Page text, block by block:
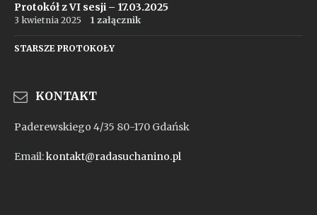
Protokół z VI sesji – 17.03.2025
3 kwietnia 2025 1 załącznik
STARSZE PROTOKOŁY
KONTAKT
Paderewskiego 4/35 80-170 Gdańsk
Email:kontakt@radasuchanino.pl